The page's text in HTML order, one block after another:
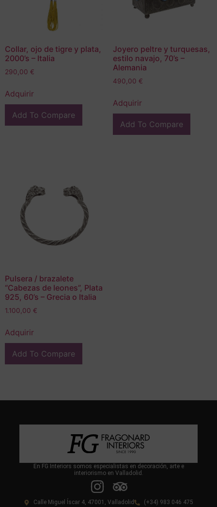
Collar, ojo de tigre y plata,
2000’s – Italia
290,00 €
Adquirir
Add To Compare
Joyero peltre y turquesas,
estilo navajo, 70’s –
Alemania
490,00 €
Adquirir
Add To Compare
Pulsera / brazalete
“Cabezas de leones”, Plata
925, 60’s – Grecia o Italia
1.100,00 €
Adquirir
Add To Compare
En FG Interiors somos especialistas en decoración, arte e
interiorismo en Valladolid.
Calle Miguel Íscar 4, 47001, Valladolid (+34) 983 046 475